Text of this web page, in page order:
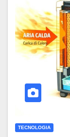
TECNOLOGIA